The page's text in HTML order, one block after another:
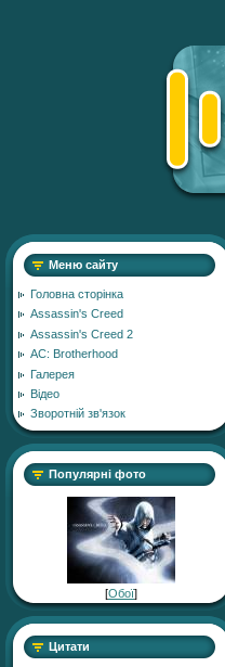
Меню сайту
Головна сторінка
Assassin's Creed
Assassin's Creed 2
AC: Brotherhood
Галерея
Відео
Зворотній зв'язок
Популярні фото
[Обої]
Цитати